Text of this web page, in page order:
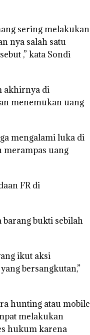
sering melakukan
nya salah satu
,” kata Sondi
akhirnya di
menemukan uang
mengalami luka di
merampas uang
FR di
barang bukti sebilah
ikut aksi
bersangkutan,”
hunting atau mobile
melakukan
hukum karena